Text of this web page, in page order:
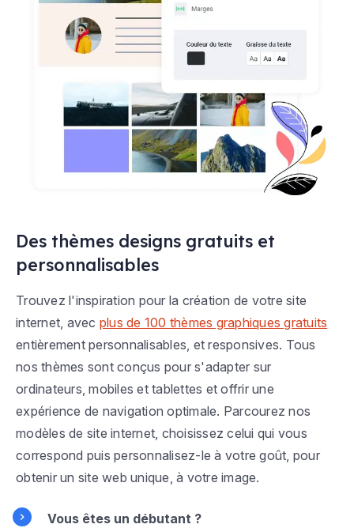
Des thèmes designs gratuits et
personnalisables
Trouvez l'inspiration pour la création de votre site
internet, avec plus de 100 thèmes graphiques gratuits
entièrement personnalisables, et responsives. Tous
nos thèmes sont conçus pour s'adapter sur
ordinateurs, mobiles et tablettes et offrir une
expérience de navigation optimale. Parcourez nos
modèles de site internet, choisissez celui qui vous
correspond puis personnalisez-le à votre goût, pour
obtenir un site web unique, à votre image.
Vous êtes un débutant ?